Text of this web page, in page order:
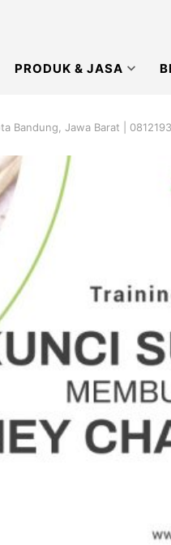
PRODUK & JASA
Bandung, Jawa Barat |